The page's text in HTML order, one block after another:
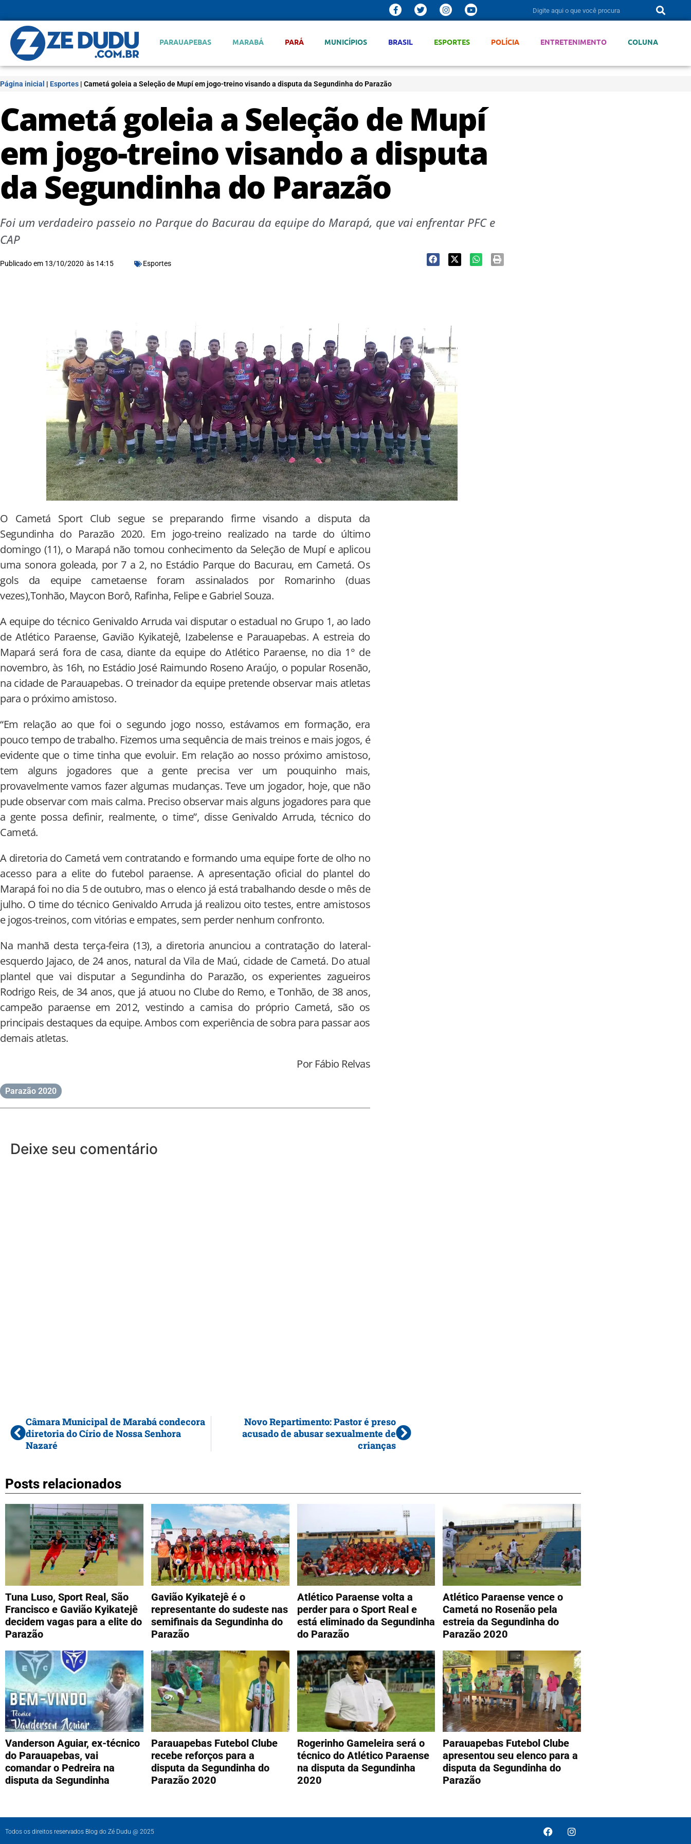
PARAUAPEBAS MARABÁ PARÁ MUNICÍPIOS BRASIL ESPORTES POLÍCIA ENTRETENIMENTO COLUNA
Página inicial | Esportes | Cametá goleia a Seleção de Mupí em jogo-treino visando a disputa da Segundinha do Parazão
Cametá goleia a Seleção de Mupí
em jogo-treino visando a disputa
da Segundinha do Parazão
Foi um verdadeiro passeio no Parque do Bacurau da equipe do Marapá, que vai enfrentar PFC e
CAP
Publicado em 13/10/2020 às 14:15 Esportes
O Cametá Sport Club segue se preparando firme visando a disputa da
Segundinha do Parazão 2020. Em jogo-treino realizado na tarde do último
domingo (11), o Marapá não tomou conhecimento da Seleção de Mupí e aplicou
uma sonora goleada, por 7 a 2, no Estádio Parque do Bacurau, em Cametá. Os
gols da equipe cametaense foram assinalados por Romarinho (duas
vezes),Tonhão, Maycon Borô, Rafinha, Felipe e Gabriel Souza.
A equipe do técnico Genivaldo Arruda vai disputar o estadual no Grupo 1, ao lado
de Atlético Paraense, Gavião Kyikatejê, Izabelense e Parauapebas. A estreia do
Mapará será fora de casa, diante da equipe do Atlético Paraense, no dia 1° de
novembro, às 16h, no Estádio José Raimundo Roseno Araújo, o popular Rosenão,
na cidade de Parauapebas. O treinador da equipe pretende observar mais atletas
para o próximo amistoso.
“Em relação ao que foi o segundo jogo nosso, estávamos em formação, era
pouco tempo de trabalho. Fizemos uma sequência de mais treinos e mais jogos, é
evidente que o time tinha que evoluir. Em relação ao nosso próximo amistoso,
tem alguns jogadores que a gente precisa ver um pouquinho mais,
provavelmente vamos fazer algumas mudanças. Teve um jogador, hoje, que não
pude observar com mais calma. Preciso observar mais alguns jogadores para que
a gente possa definir, realmente, o time”, disse Genivaldo Arruda, técnico do
Cametá.
A diretoria do Cametá vem contratando e formando uma equipe forte de olho no
acesso para a elite do futebol paraense. A apresentação oficial do plantel do
Marapá foi no dia 5 de outubro, mas o elenco já está trabalhando desde o mês de
julho. O time do técnico Genivaldo Arruda já realizou oito testes, entre amistosos
e jogos-treinos, com vitórias e empates, sem perder nenhum confronto.
Na manhã desta terça-feira (13), a diretoria anunciou a contratação do lateral-
esquerdo Jajaco, de 24 anos, natural da Vila de Maú, cidade de Cametá. Do atual
plantel que vai disputar a Segundinha do Parazão, os experientes zagueiros
Rodrigo Reis, de 34 anos, que já atuou no Clube do Remo, e Tonhão, de 38 anos,
campeão paraense em 2012, vestindo a camisa do próprio Cametá, são os
principais destaques da equipe. Ambos com experiência de sobra para passar aos
demais atletas.
Por Fábio Relvas
Parazão 2020
Deixe seu comentário
Câmara Municipal de Marabá condecora
diretoria do Círio de Nossa Senhora
Nazaré
Novo Repartimento: Pastor é preso
acusado de abusar sexualmente de
crianças
Posts relacionados
Tuna Luso, Sport Real, São
Francisco e Gavião Kyikatejê
decidem vagas para a elite do
Parazão
Gavião Kyikatejê é o
representante do sudeste nas
semifinais da Segundinha do
Parazão
Atlético Paraense volta a
perder para o Sport Real e
está eliminado da Segundinha
do Parazão
Atlético Paraense vence o
Cametá no Rosenão pela
estreia da Segundinha do
Parazão 2020
Vanderson Aguiar, ex-técnico
do Parauapebas, vai
comandar o Pedreira na
disputa da Segundinha
Parauapebas Futebol Clube
recebe reforços para a
disputa da Segundinha do
Parazão 2020
Rogerinho Gameleira será o
técnico do Atlético Paraense
na disputa da Segundinha
2020
Parauapebas Futebol Clube
apresentou seu elenco para a
disputa da Segundinha do
Parazão
Todos os direitos reservados Blog do Zé Dudu @ 2025